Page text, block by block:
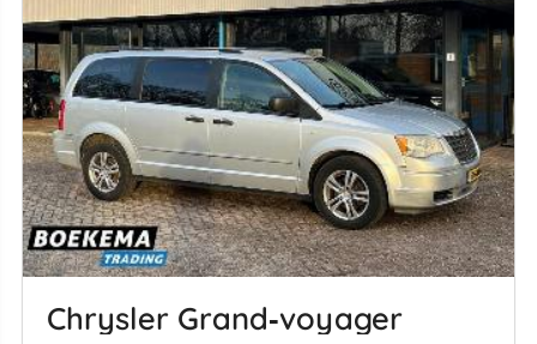
Chrysler Grand‑voyager